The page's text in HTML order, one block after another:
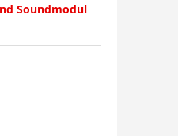
Soundmodul